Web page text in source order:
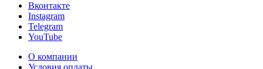
Вконтакте
Instagram
Telegram
YouTube
О компании
Условия оплаты